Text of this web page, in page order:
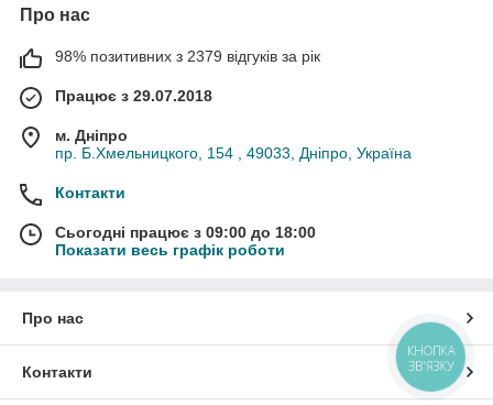
Про нас
98% позитивних з 2379 відгуків за рік
Працює з 29.07.2018
м. Дніпро
пр. Б.Хмельницкого, 154 , 49033, Дніпро, Україна
Контакти
Сьогодні працює з 09:00 до 18:00
Показати весь графік роботи
Про нас
Контакти
КНОПКА
ЗВ'ЯЗКУ